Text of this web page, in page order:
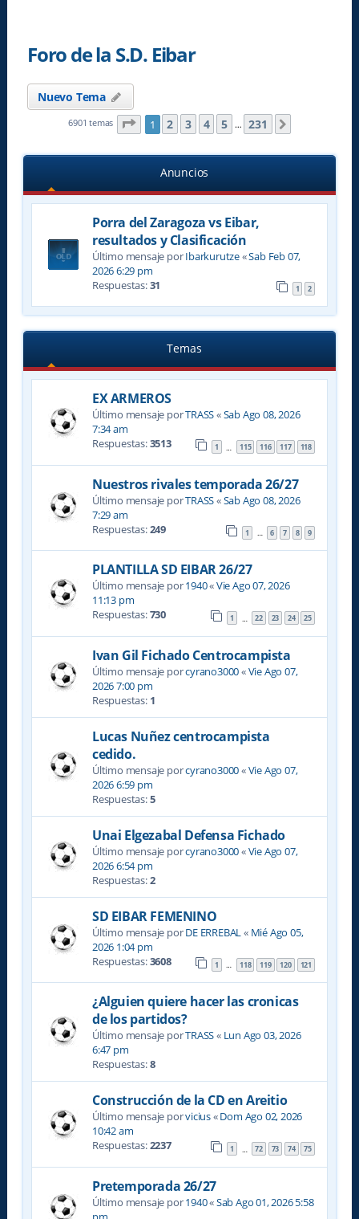
Foro de la S.D. Eibar
Nuevo Tema
6901 temas Página de 231
1 2 3 4 5 … 231
Anuncios
Porra del Zaragoza vs Eibar,
resultados y Clasificación
Último mensaje porIbarkurutze«Sab Feb 07,
2026 6:29 pm
Respuestas:31 1 2
Temas
EX ARMEROS
Último mensaje porTRASS«Sab Ago 08, 2026
7:34 am
Respuestas:3513 1 … 115 116 117 118
Nuestros rivales temporada 26/27
Último mensaje porTRASS«Sab Ago 08, 2026
7:29 am
Respuestas:249 1 … 6 7 8 9
PLANTILLA SD EIBAR 26/27
Último mensaje por1940«Vie Ago 07, 2026
11:13 pm
Respuestas:730 1 … 22 23 24 25
Ivan Gil Fichado Centrocampista
Último mensaje porcyrano3000«Vie Ago 07,
2026 7:00 pm
Respuestas: 1
Lucas Nuñez centrocampista
cedido.
Último mensaje porcyrano3000«Vie Ago 07,
2026 6:59 pm
Respuestas:5
Unai Elgezabal Defensa Fichado
Último mensaje porcyrano3000«Vie Ago 07,
2026 6:54 pm
Respuestas:2
SD EIBAR FEMENINO
Último mensaje porDE ERREBAL« Mié Ago 05,
2026 1:04 pm
Respuestas:3608 1 … 118 119 120 121
¿Alguien quiere hacer las cronicas
de los partidos?
Último mensaje porTRASS« Lun Ago 03, 2026
6:47 pm
Respuestas:8
Construcción de la CD en Areitio
Último mensaje porvicius«Dom Ago 02, 2026
10:42 am
Respuestas:2237 1 … 72 73 74 75
Pretemporada 26/27
Último mensaje por1940«Sab Ago 01, 2026 5:58